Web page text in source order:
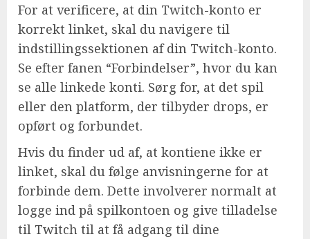
For at verificere, at din Twitch-konto er
korrekt linket, skal du navigere til
indstillingssektionen af din Twitch-konto.
Se efter fanen “Forbindelser”, hvor du kan
se alle linkede konti. Sørg for, at det spil
eller den platform, der tilbyder drops, er
opført og forbundet.
Hvis du finder ud af, at kontiene ikke er
linket, skal du følge anvisningerne for at
forbinde dem. Dette involverer normalt at
logge ind på spilkontoen og give tilladelse
til Twitch til at få adgang til dine